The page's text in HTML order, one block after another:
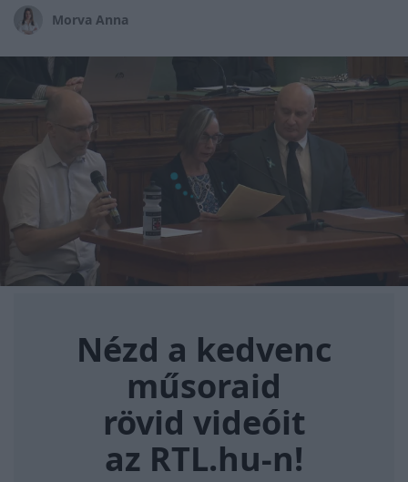
Morva Anna
Nézd a kedvenc
műsoraid
rövid videóit
az RTL.hu-n!